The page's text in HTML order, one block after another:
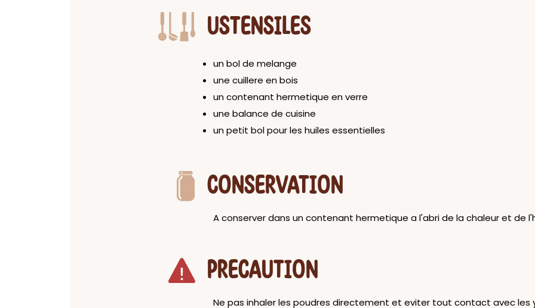
USTENSILES
un bol de melange
une cuillere en bois
un contenant hermetique en verre
une balance de cuisine
un petit bol pour les huiles essentielles
CONSERVATION
A conserver dans un contenant hermetique a l'abri de la chaleur et de
PRECAUTION
Ne pas inhaler les poudres directement et eviter tout contact avec les